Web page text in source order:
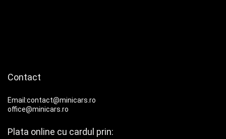
Contact
Email:contact@minicars.ro
office@minicars.ro
Plata online cu cardul prin: